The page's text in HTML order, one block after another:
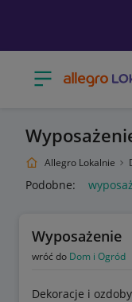
Otwórz menu z
Allegro Lokalnie
Podobne:
Wyposażenie
wróć do Dom i Ogród
Dekoracje i ozdoby